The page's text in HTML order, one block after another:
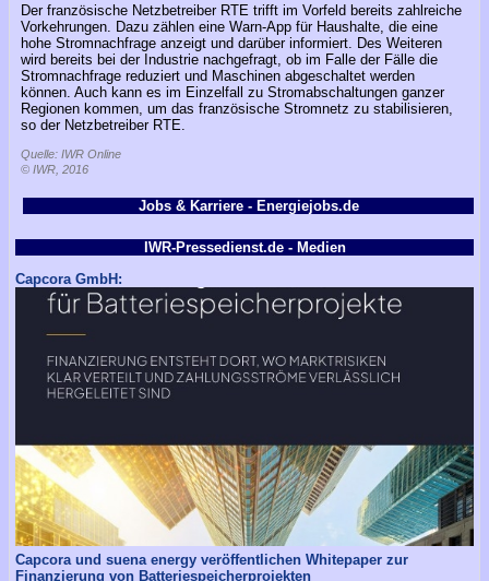
Der französische Netzbetreiber RTE trifft im Vorfeld bereits zahlreiche
Vorkehrungen. Dazu zählen eine Warn-App für Haushalte, die eine
hohe Stromnachfrage anzeigt und darüber informiert. Des Weiteren
wird bereits bei der Industrie nachgefragt, ob im Falle der Fälle die
Stromnachfrage reduziert und Maschinen abgeschaltet werden
können. Auch kann es im Einzelfall zu Stromabschaltungen ganzer
Regionen kommen, um das französische Stromnetz zu stabilisieren,
so der Netzbetreiber RTE.
Quelle: IWR Online
© IWR, 2016
Jobs & Karriere - Energiejobs.de
IWR-Pressedienst.de - Medien
Capcora GmbH:
Capcora und suena energy veröffentlichen Whitepaper zur
Finanzierung von Batteriespeicherprojekten